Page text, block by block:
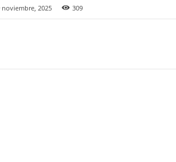
noviembre, 2025 309